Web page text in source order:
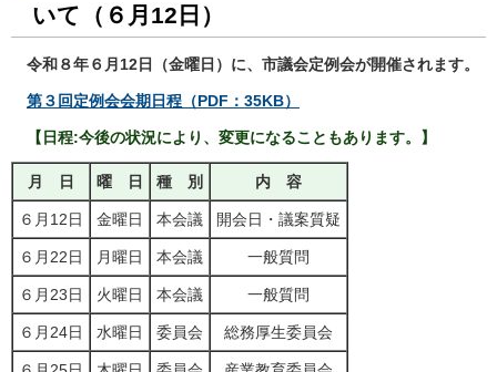
いて（６月12日）
令和８年６月12日（金曜日）に、市議会定例会が開催されます。
第３回定例会会期日程（PDF：35KB）
【日程:今後の状況により、変更になることもあります。】
月 日 曜 日 種 別 内 容
６月12日 金曜日 本会議 開会日・議案質疑
６月22日 月曜日 本会議 一般質問
６月23日 火曜日 本会議 一般質問
６月24日 水曜日 委員会 総務厚生委員会